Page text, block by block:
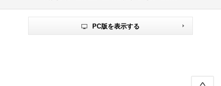
PC版を表示する